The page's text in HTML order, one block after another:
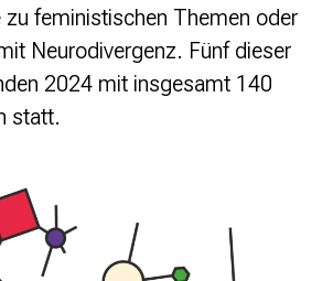
feministischen Themen oder
Neurodivergenz. Fünf dieser
2024 mit insgesamt 140
statt.